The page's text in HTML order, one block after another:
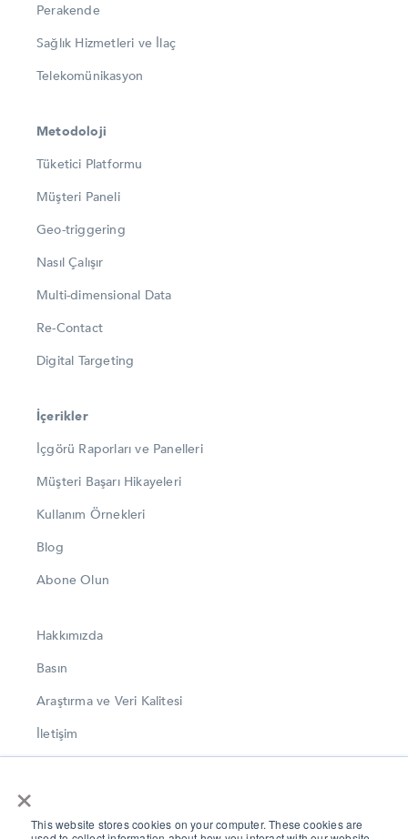
×
This website stores cookies on your computer. These cookies are
Perakende
Sağlık Hizmetleri ve İlaç
Telekomünikasyon
Metodoloji
Tüketici Platformu
Müşteri Paneli
Geo-triggering
Nasıl Çalışır
Multi-dimensional Data
Re-Contact
Digital Targeting
İçerikler
İçgörü Raporları ve Panelleri
Müşteri Başarı Hikayeleri
Kullanım Örnekleri
Blog
Abone Olun
Hakkımızda
Basın
Araştırma ve Veri Kalitesi
İletişim
Twitter